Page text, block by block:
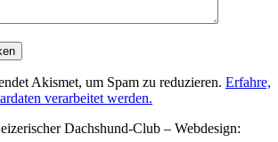
Akismet, um Spam zu reduzieren. Erfahre,
verarbeitet werden.
Dachshund-Club – Webdesign: